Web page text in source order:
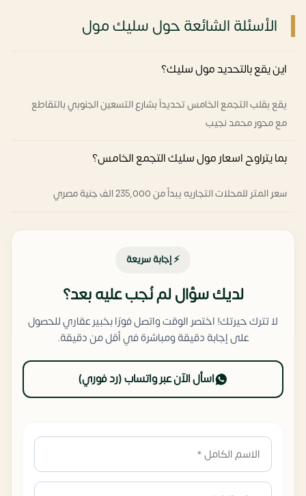
الأسئلة الشائعة حول سليك مول
اين يقع بالتحديد مول سليك؟
يقع بقلب التجمع الخامس تحديداً بشارع التسعين الجنوبي بالتقاطع
مع محور محمد نجيب
بما يتراوح اسعار مول سليك التجمع الخامس؟
سعر المتر للمحلات التجاريه يبدأ من 235,000 الف جنية مصري
⚡ إجابة سريعة
لديك سؤال لم نُجب عليه بعد؟
لا تترك حيرتك! اختصر الوقت واتصل فورًا بخبير عقاري للحصول
على إجابة دقيقة ومباشرة في أقل من دقيقة.
اسأل الآن عبر واتساب (رد فوري)